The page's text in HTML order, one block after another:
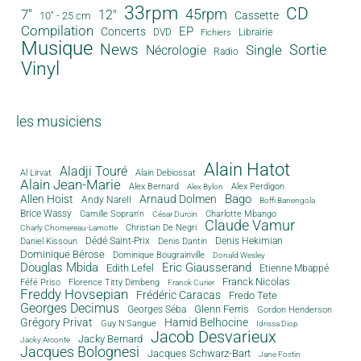
7" 10" - 25 cm 12" 33rpm 45rpm Cassette CD
Compilation Concerts DVD EP Fichiers Librairie
Musique News Nécrologie Radio Single Sortie
Vinyl
les musiciens
Al Lirvat Aladji Touré Alain Debiossat Alain Hatot
Alain Jean-Marie Alex Bernard Alex Bylon Alex Perdigon
Allen Hoist Andy Narell Arnaud Dolmen Bago Boffi Banengola
Brice Wassy Camille Sopran'n César Durcin Charlotte Mbango
Charly Chomereau-Lamotte Christian De Negri Claude Vamur
Daniel Kissoun Dédé Saint-Prix Denis Dantin Denis Hekimian
Dominique Bérose Dominique Bougrainville Donald Wesley
Douglas Mbida Edith Lefel Eric Giausserand Etienne Mbappé
Féfé Priso Florence Titty Dimbeng Franck Curier Franck Nicolas
Freddy Hovsepian Frédéric Caracas Fredo Tete
Georges Decimus Georges Séba Glenn Ferris Gordon Henderson
Grégory Privat Guy N'Sangue Hamid Belhocine
Idrissa Diop
Jacky Arconte
Jacky Bernard Jacob Desvarieux
Jacques Bolognesi Jacques Schwarz-Bart Jane Fostin